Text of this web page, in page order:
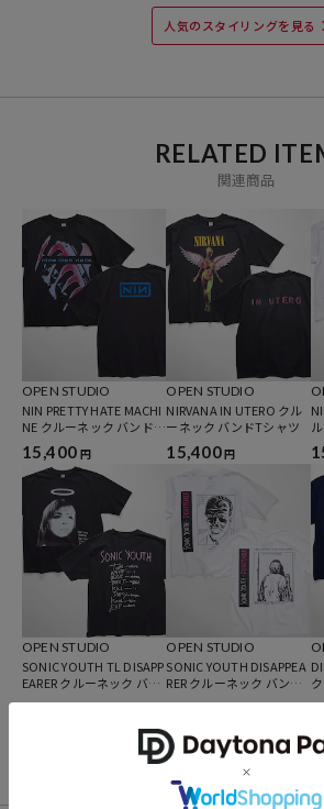
合いを出すために、昔ながらの素材と生産方法
し製品化しています。その後洗いや染め加工に
※掲載画像の商品の色味は、屋外や屋内の光の
※着用、お取り扱いの際は、商品についている
ンタグを必ずご確認下さい。
ブランド説明
人気のスタイリングを見る
RELATED
関連商品
OPEN STUDIO
NIN PRETTY HATE MACHI
NE クルーネック バンドT
シャツ
15,400 円
OPEN STUDIO
NIRVANA IN UTERO クル
ーネック バンドTシャツ
15,400 円
ツ
OPEN STUDIO
SONIC YOUTH TL DISAPP
EARER クルーネック バン
ドTシャツ
15,400
OPEN STUDIO
SONIC YOUTH DISAPPEA
RER クルーネック バンドT
シャツ
15,400